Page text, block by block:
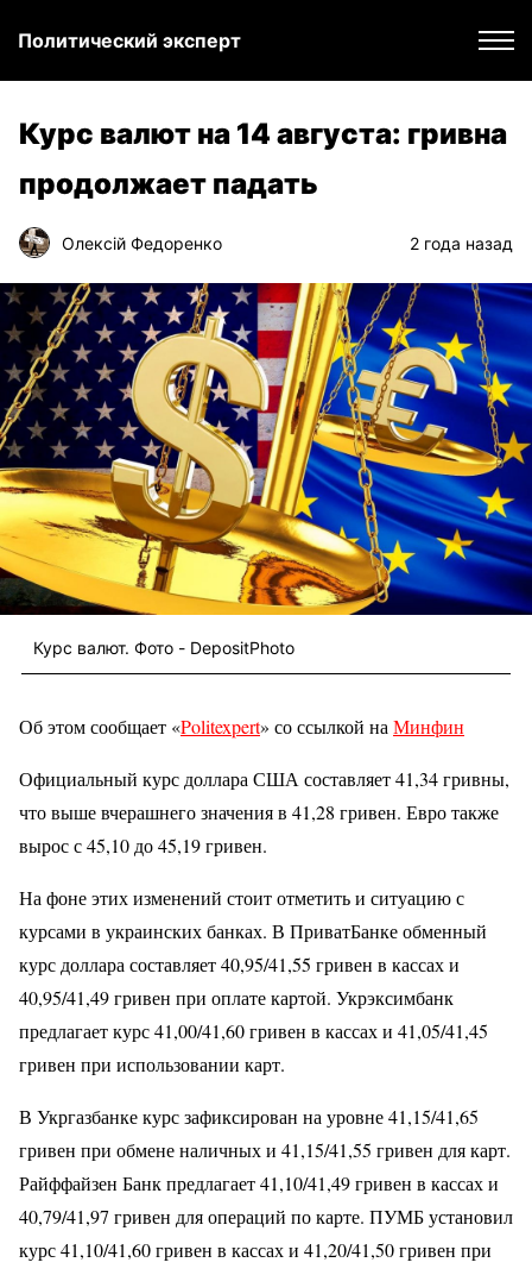
Политический эксперт
Курс валют на 14 августа: гривна
продолжает падать
Олексій Федоренко 2 года назад
Курс валют. Фото - DepositPhoto
Об этом сообщает «Politexpert» со ссылкой на Минфин
Официальный курс доллара США составляет 41,34 гривны,
что выше вчерашнего значения в 41,28 гривен. Евро также
вырос с 45,10 до 45,19 гривен.
На фоне этих изменений стоит отметить и ситуацию с
курсами в украинских банках. В ПриватБанке обменный
курс доллара составляет 40,95/41,55 гривен в кассах и
40,95/41,49 гривен при оплате картой. Укрэксимбанк
предлагает курс 41,00/41,60 гривен в кассах и 41,05/41,45
гривен при использовании карт.
В Укргазбанке курс зафиксирован на уровне 41,15/41,65
гривен при обмене наличных и 41,15/41,55 гривен для карт.
Райффайзен Банк предлагает 41,10/41,49 гривен в кассах и
40,79/41,97 гривен для операций по карте. ПУМБ установил
курс 41,10/41,60 гривен в кассах и 41,20/41,50 гривен при